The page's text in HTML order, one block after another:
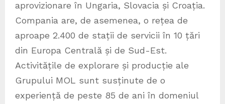
aprovizionare în Ungaria, Slovacia și Croația.
Compania are, de asemenea, o rețea de
aproape 2.400 de stații de servicii în 10 țări
din Europa Centrală și de Sud-Est.
Activitățile de explorare și producție ale
Grupului MOL sunt susținute de o
experiență de peste 85 de ani în domeniul